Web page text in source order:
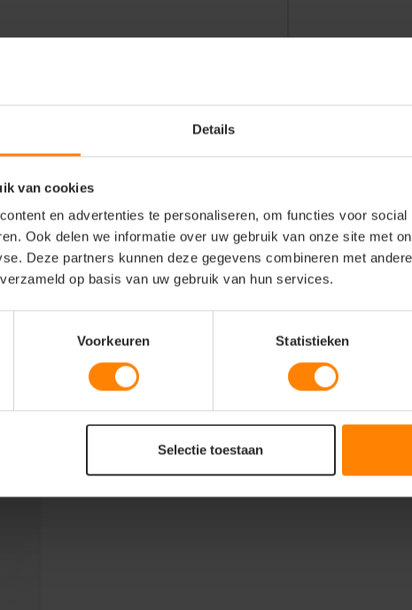
Details
van cookies
en advertenties te personaliseren, om functies voor
Ook delen we informatie over uw gebruik van onze site met
Deze partners kunnen deze gegevens combineren met
op basis van uw gebruik van hun services.
Voorkeuren Statistieken
Selectie toestaan
van plantaardige oorsprong, waardoor
is neutraal wat betreft CO2-uitstoot.
afwerking en voelt koel aan, wat
viscose heeft micromodal een
zelfs na langdurig gebruik, wat een